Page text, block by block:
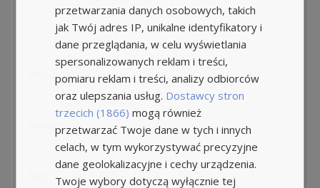
Minusy
przetwarzania danych osobowych, takich
jak Twój adres IP, unikalne identyfikatory i
dane przeglądania, w celu wyświetlania
spersonalizowanych reklam i treści,
pomiaru reklam i treści, analizy odbiorców
oraz ulepszania usług. Dostawcy stron
trzecich (1866) mogą również
przetwarzać Twoje dane w tych i innych
celach, w tym wykorzystywać precyzyjne
dane geolokalizacyjne i cechy urządzenia.
Twoje wybory dotyczą wyłącznie tej